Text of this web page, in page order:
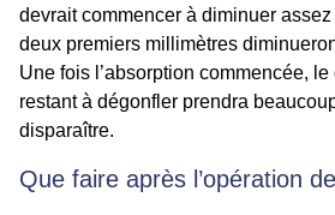
devrait commencer à diminuer
deux premiers millimètres
Une fois l’absorption commencée,
restant à dégonfler prendra
disparaître.
Que faire après l’opération